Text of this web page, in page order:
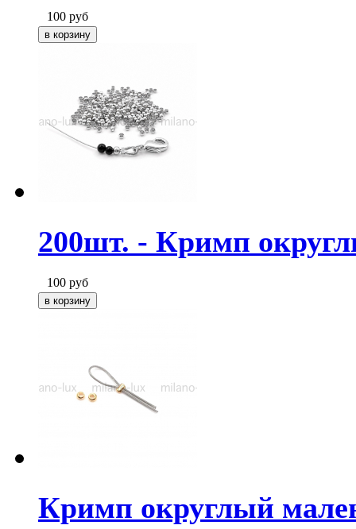
100 руб
200шт. - Кримп
100 руб
Кримп округлый